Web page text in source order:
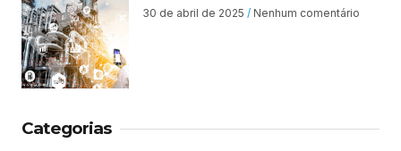
30 de abril de 2025 Nenhum comentário
Categorias